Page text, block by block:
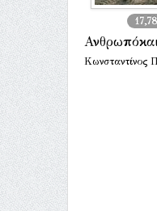
Κωνσταντίνος